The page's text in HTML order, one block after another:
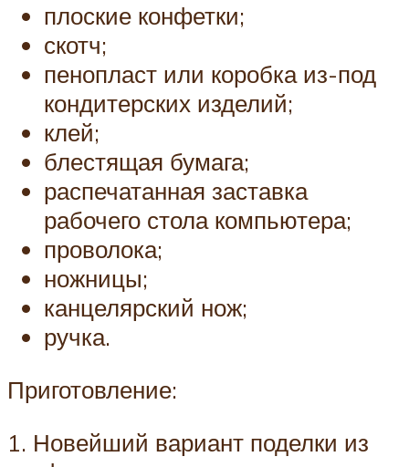
плоские конфетки;
скотч;
пенопласт или коробка из-под
кондитерских изделий;
клей;
блестящая бумага;
распечатанная заставка
рабочего стола компьютера;
проволока;
ножницы;
канцелярский нож;
ручка.
Приготовление:
1. Новейший вариант поделки из